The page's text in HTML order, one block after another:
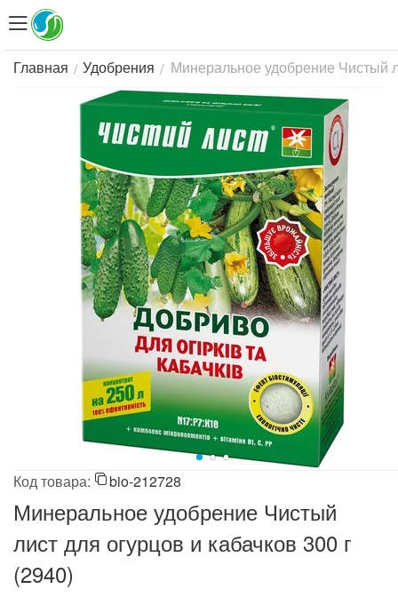
Главная / Удобрения / Минеральное удобрение Чистый
Код товара: bio-212728
Минеральное удобрение Чистый
лист для огурцов и кабачков 300 г
(2940)